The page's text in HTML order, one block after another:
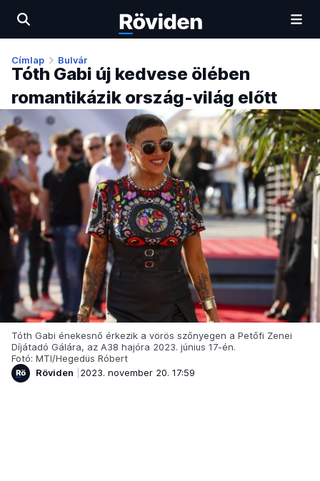
Címlap Bulvár
Tóth Gabi új kedvese ölében
romantikázik ország-világ előtt
Tóth Gabi énekesnő érkezik a vörös szőnyegen a Petőfi Zenei
Díjátadó Gálára, az A38 hajóra 2023. június 17-én.
Fotó: MTI/Hegedüs Róbert
Röviden
2023. november 20. 17:59